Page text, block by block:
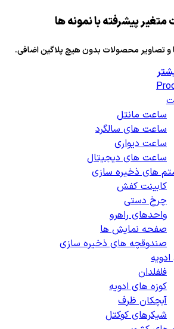
پیشرفته با نمونه ها
و تصاویر محصولات بدون هیچ پلاگین اضافی.
ساعت مانتل
ساعت های سالگرد
ساعت دیواری
ساعت های دیجیتال
های ذخیره سازی
کابینت کفش
چرخ دستی
واحدهای راهرو
صفحه نمایش ها
صندوقچه های ذخیره سازی
فلفلدان
کوزه های ادویه
آبچکان ظرف
شیکرهای کوکتل